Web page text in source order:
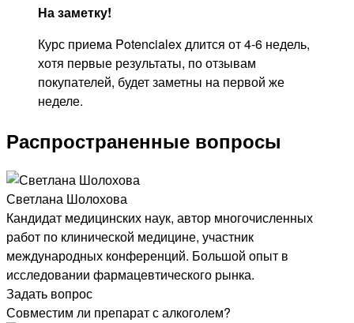
На заметку!
Курс приема Potencialex длится от 4-6 недель,
хотя первые результаты, по отзывам
покупателей, будет заметны на первой же
неделе.
Распространенные вопросы
Светлана Шолохова
Кандидат медицинских наук, автор многочисленных
работ по клинической медицине, участник
международных конференций. Большой опыт в
исследовании фармацевтического рынка.
Задать вопрос
Совместим ли препарат с алкоголем?